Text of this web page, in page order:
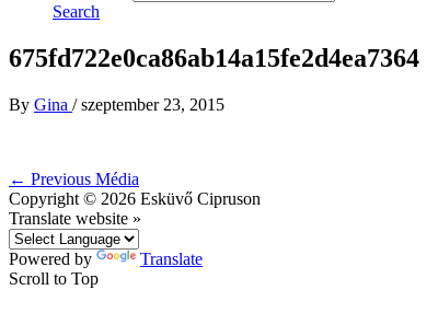
Search
675fd722e0ca86ab14a15fe2d4ea7364
By Gina /szeptember 23, 2015
← Previous Média
Copyright © 2026 Esküvő Cipruson
Translate website »
Powered by
Translate
Scroll to Top